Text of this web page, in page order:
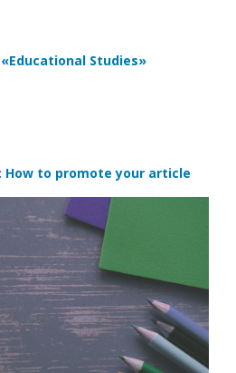
«Educational Studies»
to promote your article